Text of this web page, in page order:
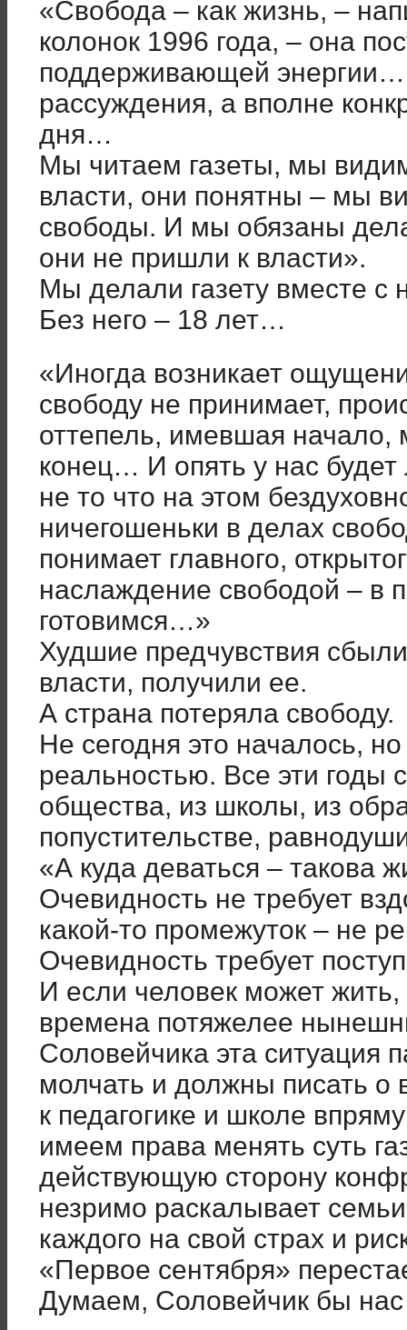
«Свобода – как жизнь, –
колонок 1996 года, – она
поддерживающей энергии…
рассуждения, а вполне
дня…
Мы читаем газеты, мы
власти, они понятны – мы
свободы. И мы обязаны
они не пришли к власти».
Мы делали газету вместе с
Без него – 18 лет…
«Иногда возникает
свободу не принимает,
оттепель, имевшая начало,
конец… И опять у нас
не то что на этом
ничегошеньки в делах
понимает главного,
наслаждение свободой – в
готовимся…»
Худшие предчувствия
власти, получили ее.
А страна потеряла свободу.
Не сегодня это началось,
реальностью. Все эти годы
общества, из школы, из
попустительстве,
«А куда деваться – такова
Очевидность не требует
какой-то промежуток – не
Очевидность требует
И если человек может
времена потяжелее
Соловейчика эта ситуация
молчать и должны писать о
к педагогике и школе
имеем права менять суть
действующую сторону
незримо раскалывает
каждого на свой страх и
«Первое сентября»
Думаем, Соловейчик бы